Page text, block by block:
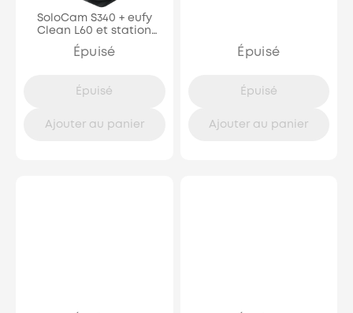
SoloCam S340 + eufy
Clean L60 et station
avec système
d'autovidage
Épuisé
Épuisé
Ajouter au panier
Épuisé
Épuisé
Ajouter au panier